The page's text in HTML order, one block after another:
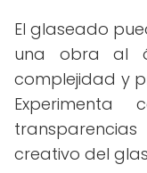
El glaseado
una obra al
complejidad y
creativo del